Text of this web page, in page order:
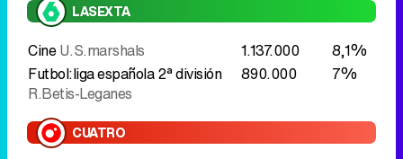
LASEXTA
CineU.S.marshals 1.137.000
8,1%
Futbol:liga española 2ª división
R.Betis-Leganes
890.000 7%
CUATRO